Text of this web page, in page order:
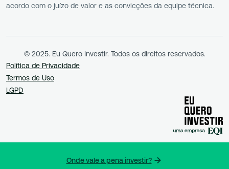
Onde vale a pena investir?
acordo com o juízo de valor e as convicções da equipe técnica.
© 2025. Eu Quero Investir. Todos os direitos reservados.
Política de Privacidade
Termos de Uso
LGPD